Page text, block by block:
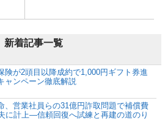
新着記事一覧
険が2頭目以降成約で1,000円ギフト券進
ャンペーン徹底解説
、営業社員らの31億円詐取問題で補償費
に計上―信頼回復へ試練と再建の道のり